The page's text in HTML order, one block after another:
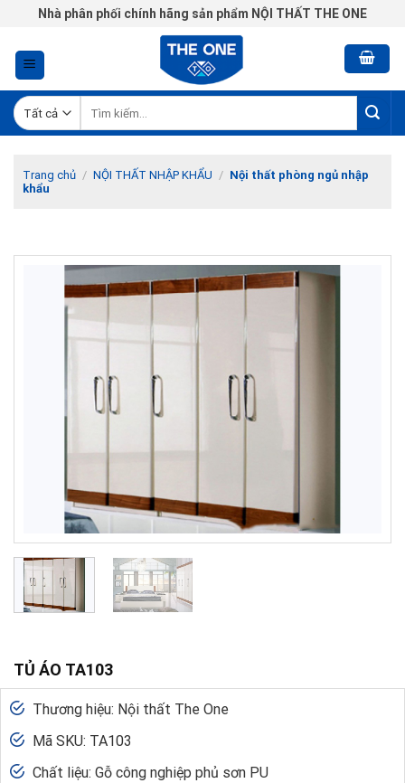
Chuyển
nội
dung
Nhà phân phối chính hãng sản phẩm NỘI THẤT THE ONE
kiếm:
Trang chủ / NỘI THẤT NHẬP KHẨU / Nội thất phòng ngủ nhập
khẩu
TỦ ÁO TA103
Thương hiệu: Nội thất The One
Mã SKU: TA103
Chất liệu: Gỗ công nghiệp phủ sơn PU